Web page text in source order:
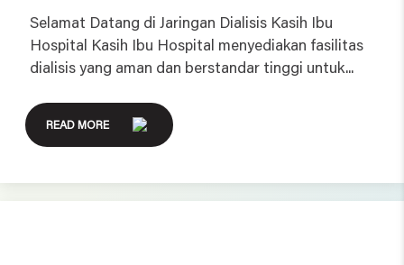
Selamat Datang di Jaringan Dialisis Kasih Ibu
Hospital Kasih Ibu Hospital menyediakan fasilitas
dialisis yang aman dan berstandar tinggi untuk...
READ MORE